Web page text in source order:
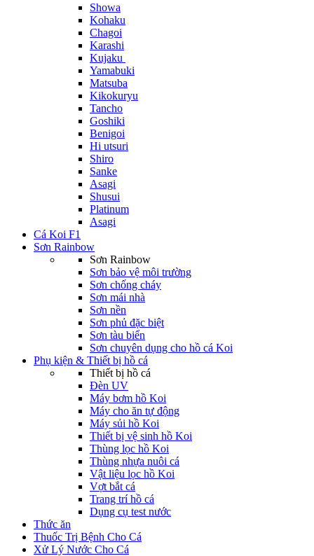
Showa
Kohaku
Chagoi
Karashi
Kujaku
Yamabuki
Matsuba
Kikokuryu
Tancho
Goshiki
Benigoi
Hi utsuri
Shiro
Sanke
Asagi
Shusui
Platinum
Asagi
Cá Koi F1
Sơn Rainbow
Sơn Rainbow
Sơn bảo vệ môi trường
Sơn chống cháy
Sơn mái nhà
Sơn nền
Sơn phủ đặc biệt
Sơn tàu biển
Sơn chuyên dụng cho hồ cá Koi
Phụ kiện & Thiết bị hồ cá
Thiết bị hồ cá
Đèn UV
Máy bơm hồ Koi
Máy cho ăn tự động
Máy sủi hồ Koi
Thiết bị vệ sinh hồ Koi
Thùng lọc hồ Koi
Thùng nhựa nuôi cá
Vật liệu lọc hồ Koi
Vợt bắt cá
Trang trí hồ cá
Dụng cụ test nước
Thức ăn
Thuốc Trị Bệnh Cho Cá
Xử Lý Nước Cho Cá